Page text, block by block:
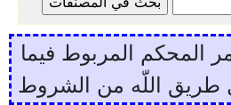
المحكم المربوط فيما
طريق اللّه من الشروط